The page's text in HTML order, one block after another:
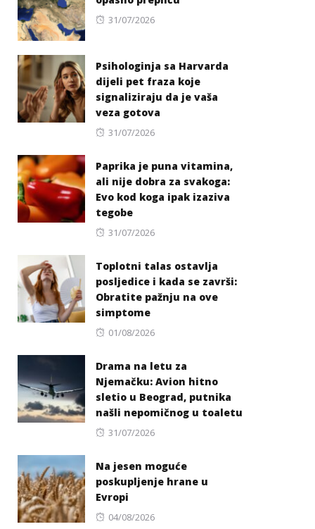
Posted
31/07/2026
Psihologinja sa Harvarda
dijeli pet fraza koje
signaliziraju da je vaša
veza gotova
Posted
31/07/2026
Paprika je puna vitamina,
ali nije dobra za svakoga:
Evo kod koga ipak izaziva
tegobe
Posted
31/07/2026
Toplotni talas ostavlja
posljedice i kada se završi:
Obratite pažnju na ove
simptome
Posted
01/08/2026
Drama na letu za
Njemačku: Avion hitno
sletio u Beograd, putnika
našli nepomičnog u toaletu
Posted
31/07/2026
Na jesen moguće
poskupljenje hrane u
Evropi
Posted
04/08/2026